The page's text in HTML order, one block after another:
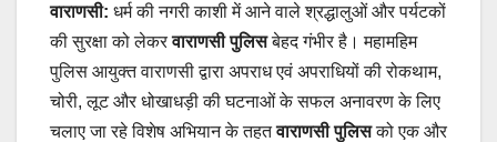
वाराणसी: धर्म की नगरी काशी में आने वाले श्रद्धालुओं और पर्यटकों
की सुरक्षा को लेकरवाराणसी पुलिसबेहद गंभीर है। महामहिम
पुलिस आयुक्त वाराणसी द्वारा अपराध एवं अपराधियों की रोकथाम,
चोरी, लूट और धोखाधड़ी की घटनाओं के सफल अनावरण के लिए
चलाए जा रहे विशेष अभियान के तहतवाराणसी पुलिसको एक और